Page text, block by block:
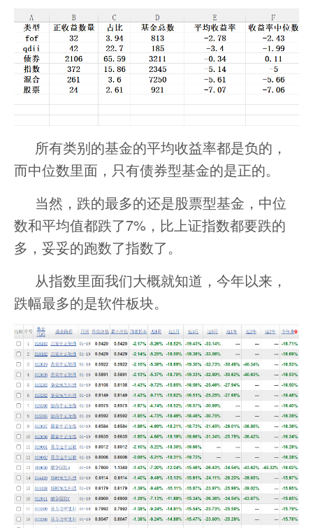
所有类别的基金的平均收益率都是负的，
而中位数里面，只有债券型基金的是正的。
当然，跌的最多的还是股票型基金，中位
数和平均值都跌了7%，比上证指数都要跌的
多，妥妥的跑数了指数了。
从指数里面我们大概就知道，今年以来，
跌幅最多的是软件板块。